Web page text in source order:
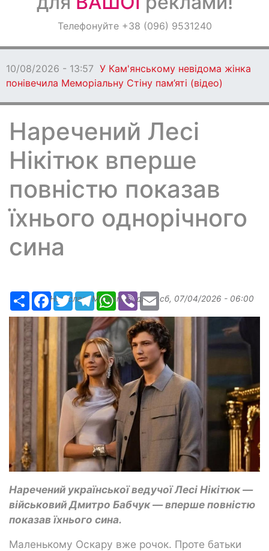
ОголошенняТелефонуйте +38 (096) 9531240
10/08/2026 - 13:57 У Кам'янському невідома жінка
понівечила Меморіальну Стіну пам’яті (відео)
Наречений Лесі
Нікітюк вперше
повністю показав
їхнього однорічного
сина
РесурсFacebook
TwitterTelegramWhatsApp
ViberEmail
Надіслав:Margarita, дата: сб, 07/04/2026 - 06:00
Наречений української ведучої Лесі Нікітюк —
військовий Дмитро Бабчук — вперше повністю
показав їхнього сина.
Маленькому Оскару вже рочок. Проте батьки